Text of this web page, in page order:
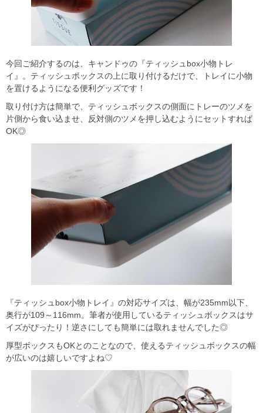
今回ご紹介するのは、キャンドゥの『ティッシュbox小物トレ
イ』。ティッシュボックスの上に取り付けるだけで、トレイに小物
を置けるようになる便利グッズです！
取り付け方は簡単で、ティッシュボックスの側面にトレーのツメを
片側から食い込ませ、反対側のツメを押し込むようにセットすれば
OK◎
『ティッシュbox小物トレイ』の対応サイズは、幅が235mm以下、
奥行が109～116mm。筆者が使用しているティッシュボックスはサ
イズがぴったり！逆さにしても簡単には取れませんでした◎
厚型ボックスもOKとのことなので、使えるティッシュボックスの幅
が広いのは嬉しいですよね♡